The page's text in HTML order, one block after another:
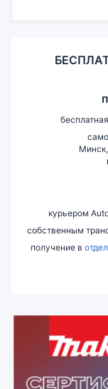
курьером
собственным
получение в